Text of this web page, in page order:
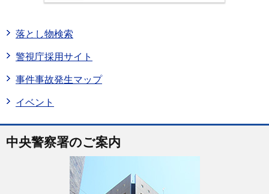
落とし物検索
警視庁採用サイト
事件事故発生マップ
イベント
中央警察署のご案内